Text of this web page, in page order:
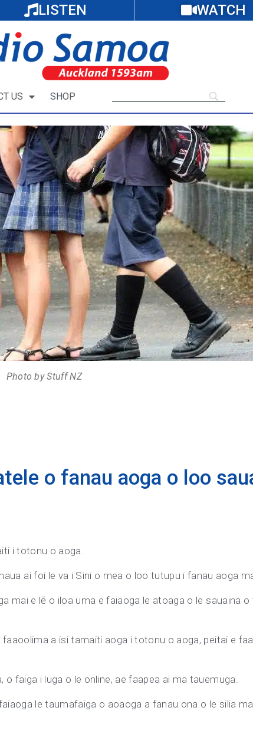
LISTEN WATCH
US SHOP
Photo by Stuff NZ
o fanau aoga o loo
i totonu o aoga.
ai foi le va i Sini o mea o loo tutupu i fanau aoga
mai e lē o iloa uma e faiaoga le atoaga o le sauaina
a isi tamaiti aoga i totonu o aoga, peitai e
faiga i luga o le online, ae faapea ai ma tauemuga.
le taumafaiga o aoaoga a fanau ona o le silia